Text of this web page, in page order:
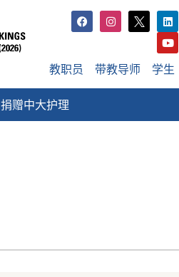
教职员 带教导师 学生
捐赠中大护理